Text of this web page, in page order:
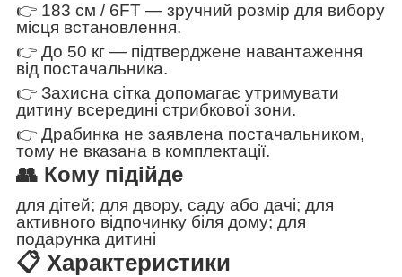
👉 183 см / 6FT — зручний розмір для вибору
місця встановлення.
👉 До 50 кг — підтверджене навантаження
від постачальника.
👉 Захисна сітка допомагає утримувати
дитину всередині стрибкової зони.
👉 Драбинка не заявлена постачальником,
тому не вказана в комплектації.
👥 Кому підійде
для дітей; для двору, саду або дачі; для
активного відпочинку біля дому; для
подарунка дитині
📋 Характеристики